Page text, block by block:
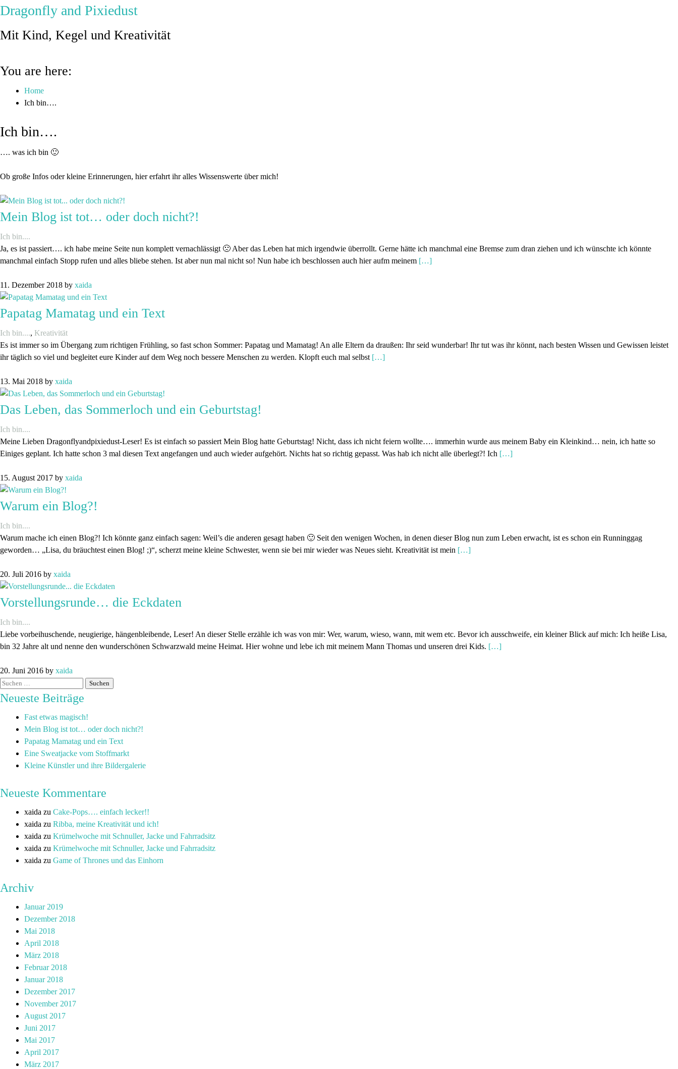
Dragonfly and Pixiedust
Mit Kind, Kegel und Kreativität
You are here:
Home
Ich bin….
Ich bin….
…. was ich bin 🙂
Ob große Infos oder kleine Erinnerungen, hier erfahrt ihr alles Wissenswerte über mich!
Mein Blog ist tot… oder doch nicht?!
Ich bin....
Ja, es ist passiert…. ich habe meine Seite nun komplett vernachlässigt 🙁 Aber das Leben hat mich irgendwie überrollt. Gerne hätte ich manchmal eine Bremse zum dran ziehen und ich wünschte ich könnte
manchmal einfach Stopp rufen und alles bliebe stehen. Ist aber nun mal nicht so! Nun habe ich beschlossen auch hier aufm meinem […]
11. Dezember 2018 by xaida
Papatag Mamatag und ein Text
Ich bin...., Kreativität
Es ist immer so im Übergang zum richtigen Frühling, so fast schon Sommer: Papatag und Mamatag! An alle Eltern da draußen: Ihr seid wunderbar! Ihr tut was ihr könnt, nach besten Wissen und Gewissen leistet
ihr täglich so viel und begleitet eure Kinder auf dem Weg noch bessere Menschen zu werden. Klopft euch mal selbst […]
13. Mai 2018 by xaida
Das Leben, das Sommerloch und ein Geburtstag!
Ich bin....
Meine Lieben Dragonflyandpixiedust-Leser! Es ist einfach so passiert Mein Blog hatte Geburtstag! Nicht, dass ich nicht feiern wollte…. immerhin wurde aus meinem Baby ein Kleinkind… nein, ich hatte so
Einiges geplant. Ich hatte schon 3 mal diesen Text angefangen und auch wieder aufgehört. Nichts hat so richtig gepasst. Was hab ich nicht alle überlegt?! Ich […]
15. August 2017 by xaida
Warum ein Blog?!
Ich bin....
Warum mache ich einen Blog?! Ich könnte ganz einfach sagen: Weil’s die anderen gesagt haben 🙂 Seit den wenigen Wochen, in denen dieser Blog nun zum Leben erwacht, ist es schon ein Runninggag
geworden… „Lisa, du bräuchtest einen Blog! ;)“, scherzt meine kleine Schwester, wenn sie bei mir wieder was Neues sieht. Kreativität ist mein […]
20. Juli 2016 by xaida
Vorstellungsrunde… die Eckdaten
Ich bin....
Liebe vorbeihuschende, neugierige, hängenbleibende, Leser! An dieser Stelle erzähle ich was von mir: Wer, warum, wieso, wann, mit wem etc. Bevor ich ausschweife, ein kleiner Blick auf mich: Ich heiße Lisa,
bin 32 Jahre alt und nenne den wunderschönen Schwarzwald meine Heimat. Hier wohne und lebe ich mit meinem Mann Thomas und unseren drei Kids. […]
20. Juni 2016 by xaida
Neueste Beiträge
Fast etwas magisch!
Mein Blog ist tot… oder doch nicht?!
Papatag Mamatag und ein Text
Eine Sweatjacke vom Stoffmarkt
Kleine Künstler und ihre Bildergalerie
Neueste Kommentare
xaida zu Cake-Pops…. einfach lecker!!
xaida zu Ribba, meine Kreativität und ich!
xaida zu Krümelwoche mit Schnuller, Jacke und Fahrradsitz
xaida zu Krümelwoche mit Schnuller, Jacke und Fahrradsitz
xaida zu Game of Thrones und das Einhorn
Archiv
Januar 2019
Dezember 2018
Mai 2018
April 2018
März 2018
Februar 2018
Januar 2018
Dezember 2017
November 2017
August 2017
Juni 2017
Mai 2017
April 2017
März 2017